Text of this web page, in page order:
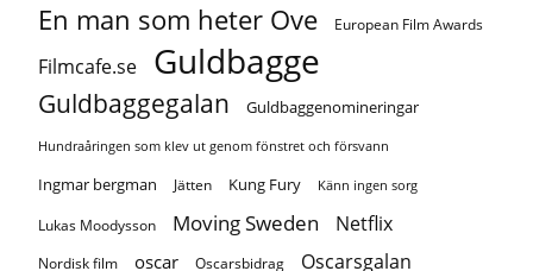
En man som heter Ove European Film Awards
Filmcafe.se Guldbagge
Guldbaggegalan Guldbaggenomineringar
Hundraåringen som klev ut genom fönstret och försvann
Ingmar bergman Jätten Kung Fury Känn ingen sorg
Lukas Moodysson Moving Sweden Netflix
Nordisk film oscar Oscarsbidrag Oscarsgalan